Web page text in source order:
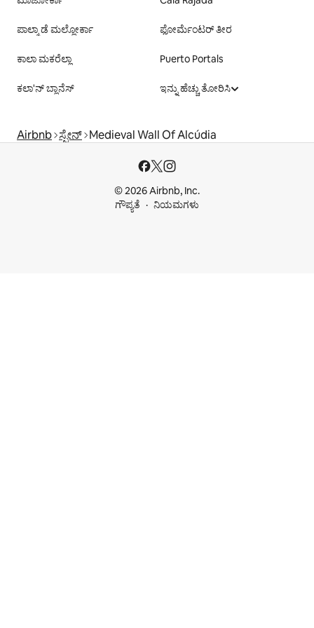
ಪಾಲ್ಮಾ ಡೆ ಮಲ್ಲೋರ್ಕಾ ಫೋರ್ಮೆಂಟರ್ ತೀರ
ಕಾಲಾ ಮಕರೆಲ್ಲಾ Puerto Portals
ಕಲಾ'ನ್ ಬ್ಲಾನೆಸ್ ಇನ್ನು ಹೆಚ್ಚು ತೋರಿಸಿ
Airbnb ಸ್ಪೇನ್ Medieval Wall Of Alcúdia
© 2026 Airbnb, Inc.
ಗೌಪ್ಯತೆ
ನಿಯಮಗಳು